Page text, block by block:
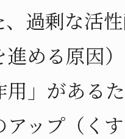
過剰な活
進める原因
用」がある
ップ（く